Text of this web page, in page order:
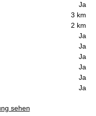
Ja
3 km
2 km
Ja
Ja
Ja
Ja
Ja
Ja
sehen